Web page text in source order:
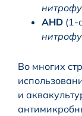
AHD (1-
Во многих
и